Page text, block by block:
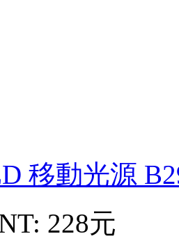
移動光源
228元